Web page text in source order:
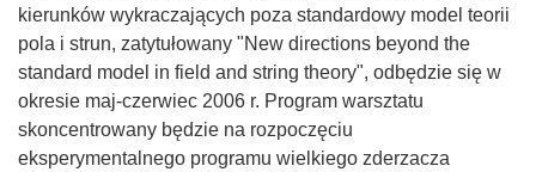
kierunków wykraczających poza standardowy model teorii
pola i strun, zatytułowany "New directions beyond the
standard model in field and string theory", odbędzie się w
okresie maj-czerwiec 2006 r. Program warsztatu
skoncentrowany będzie na rozpoczęciu
eksperymentalnego programu wielkiego zderzacza